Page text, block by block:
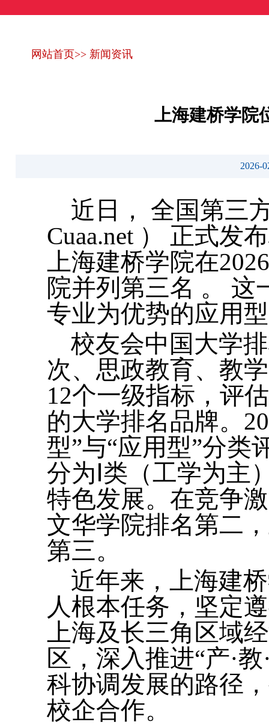
网站首页>> 新闻资讯
上海建桥学院
2026-
近日， 全国第三
Cuaa.net ） 正式发
上海建桥学院在
院并列第三名 。 这
专业为优势的应用
校友会中国大学
次、思政教育、教
12个一级指标，评
的大学排名品牌。
型”与“应用型”分类
分为Ⅰ类（工学为主
特色发展。在竞争
文华学院排名第二
第三。
近年来，上海建
人根本任务，坚定
上海及长三角区域
区，深入推进“产·
科协调发展的路径
校企合作。